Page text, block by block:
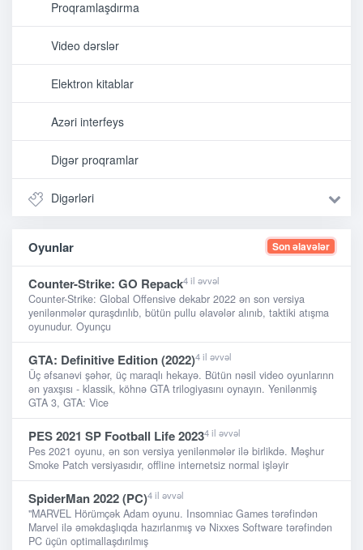
Proqramlaşdırma
Video dərslər
Elektron kitablar
Azəri interfeys
Digər proqramlar
Digərləri
Oyunlar Son əlavələr
Counter-Strike: GO Repack4 il əvvəl
Counter-Strike: Global Offensive dekabr 2022 ən son versiya
yenilənmələr quraşdırılıb, bütün pullu əlavələr alınıb, taktiki atışma
oyunudur. Oyunçu
GTA: Definitive Edition (2022)4 il əvvəl
Üç əfsanəvi şəhər, üç maraqlı hekayə. Bütün nəsil video oyunlarınn
ən yaxşısı - klassik, köhnə GTA trilogiyasını oynayın. Yenilənmiş
GTA 3, GTA: Vice
PES 2021 SP Football Life 20234 il əvvəl
Pes 2021 oyunu, ən son versiya yenilənmələr ilə birlikdə. Məşhur
Smoke Patch versiyasıdır, offline internetsiz normal işləyir
SpiderMan 2022 (PC)4 il əvvəl
"MARVEL Hörümçək Adam oyunu. Insomniac Games tərəfindən
Marvel ilə əməkdaşlıqda hazırlanmış və Nixxes Software tərəfindən
PC üçün optimallaşdırılmış